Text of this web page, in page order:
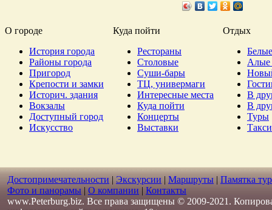
О городе Куда пойти
Отдых
История города
Районы города
Пригород
Крепости и замки
Историч. здания
Вокзалы
Доступный город
Искусство
Рестораны
Столовые
Суши-бары
ТЦ, универмаги
Интересные места
Куда пойти
Концерты
Выставки
Алые
В
В
Туры
Такси
Достопримечательности | Экскурсии | Маршруты | Памятка
Фото и панорамы | О компании | Контакты
www.Peterburg.biz. Все права защищены © 2009-2021.